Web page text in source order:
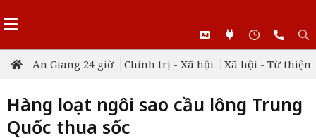
An Giang 24 giờ Chính trị - Xã hội Xã hội - Từ thiện
Hàng loạt ngôi sao cầu lông Trung
Quốc thua sốc